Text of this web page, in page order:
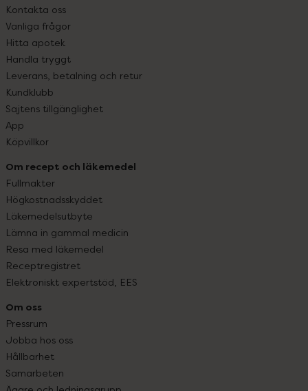
Kontakta oss
Vanliga frågor
Hitta apotek
Handla tryggt
Leverans, betalning och retur
Kundklubb
Sajtens tillgänglighet
App
Köpvillkor
Om recept och läkemedel
Fullmakter
Högkostnadsskyddet
Läkemedelsutbyte
Lämna in gammal medicin
Resa med läkemedel
Receptregistret
Elektroniskt expertstöd, EES
Om oss
Pressrum
Jobba hos oss
Hållbarhet
Samarbeten